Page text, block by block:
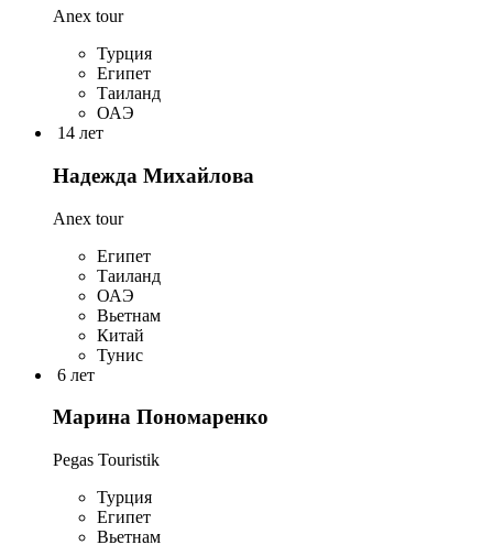
Anex tour
Турция
Египет
Таиланд
ОАЭ
14 лет
Надежда Михайлова
Anex tour
Египет
Таиланд
ОАЭ
Вьетнам
Китай
Тунис
6 лет
Марина Пономаренко
Pegas Touristik
Турция
Египет
Вьетнам